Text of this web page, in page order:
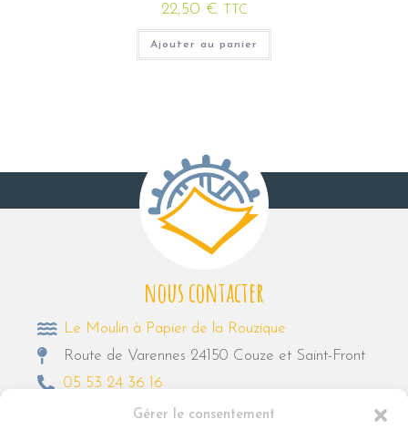
Gérer le consentement
22,50 € TTC
Ajouter au panier
nous contacter
Le Moulin à Papier de la Rouzique
Route de Varennes 24150 Couze et Saint-Front
05 53 24 36 16
moulindelarouzique@gmail.com